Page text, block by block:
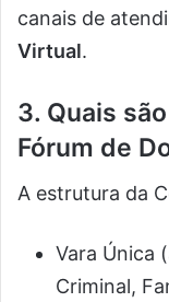
canais de
Virtual.
3. Quais
Fórum de
A estrutura da
Vara Única
Criminal,